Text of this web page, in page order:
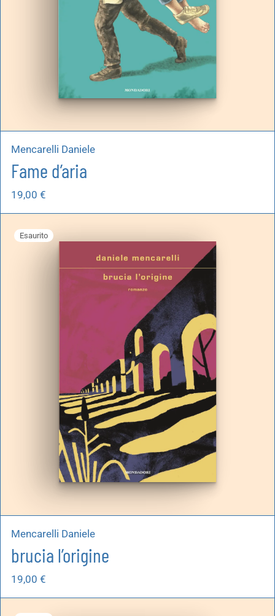
Mencarelli Daniele
Fame d’aria
19,00 €
Esaurito
Mencarelli Daniele
brucia l’origine
19,00 €